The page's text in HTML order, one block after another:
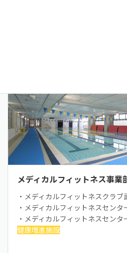
メディカルフィットネス事業
・メディカルフィットネスクラブ
・メディカルフィットネスセンタ
・メディカルフィットネスセンタ
健康増進施設